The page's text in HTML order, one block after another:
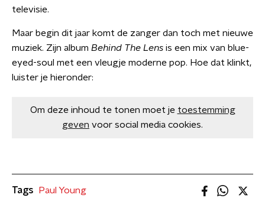
televisie.
Maar begin dit jaar komt de zanger dan toch met nieuwe
muziek. Zijn album Behind The Lens is een mix van blue-
eyed-soul met een vleugje moderne pop. Hoe dat klinkt,
luister je hieronder:
Om deze inhoud te tonen moet je toestemming
geven voor social media cookies.
Tags
Paul Young